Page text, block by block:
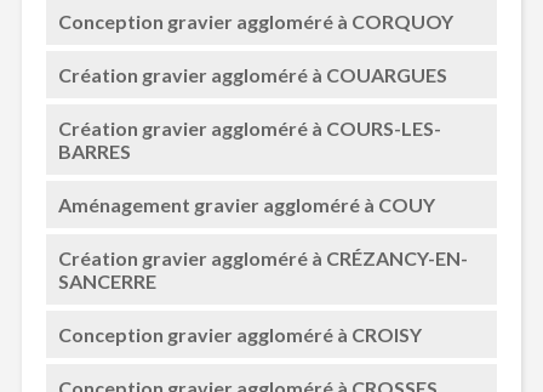
Conception gravier aggloméré à CORQUOY
Création gravier aggloméré à COUARGUES
Création gravier aggloméré à COURS-LES-
BARRES
Aménagement gravier aggloméré à COUY
Création gravier aggloméré à CRÉZANCY-EN-
SANCERRE
Conception gravier aggloméré à CROISY